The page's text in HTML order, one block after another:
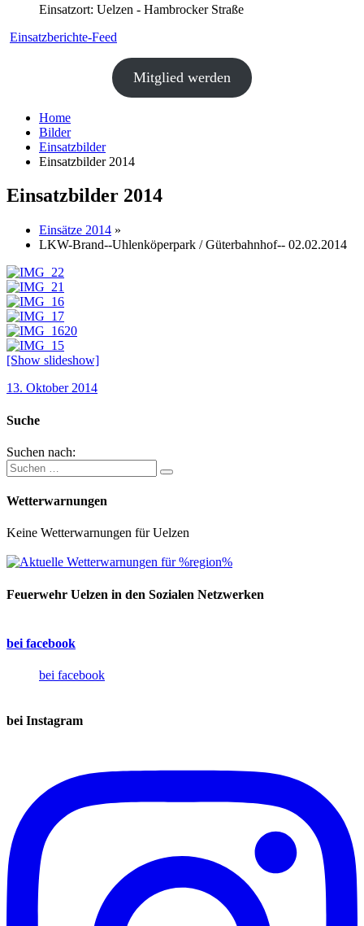
Einsatzort: Uelzen - Hambrocker Straße
Einsatzberichte-Feed
Mitglied werden
Home
Bilder
Einsatzbilder
Einsatzbilder 2014
Einsatzbilder 2014
Einsätze 2014 »
LKW-Brand--Uhlenköperpark / Güterbahnhof-- 02.02.2014
[Show slideshow]
13. Oktober 2014
Suche
Suchen nach:
Wetterwarnungen
Keine Wetterwarnungen für Uelzen
Feuerwehr Uelzen in den Sozialen Netzwerken
bei facebook
bei facebook
bei Instagram